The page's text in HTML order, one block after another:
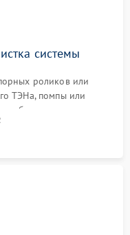
системы
роликов или
ТЭНа, помпы или
очистка
и воздуховодов от